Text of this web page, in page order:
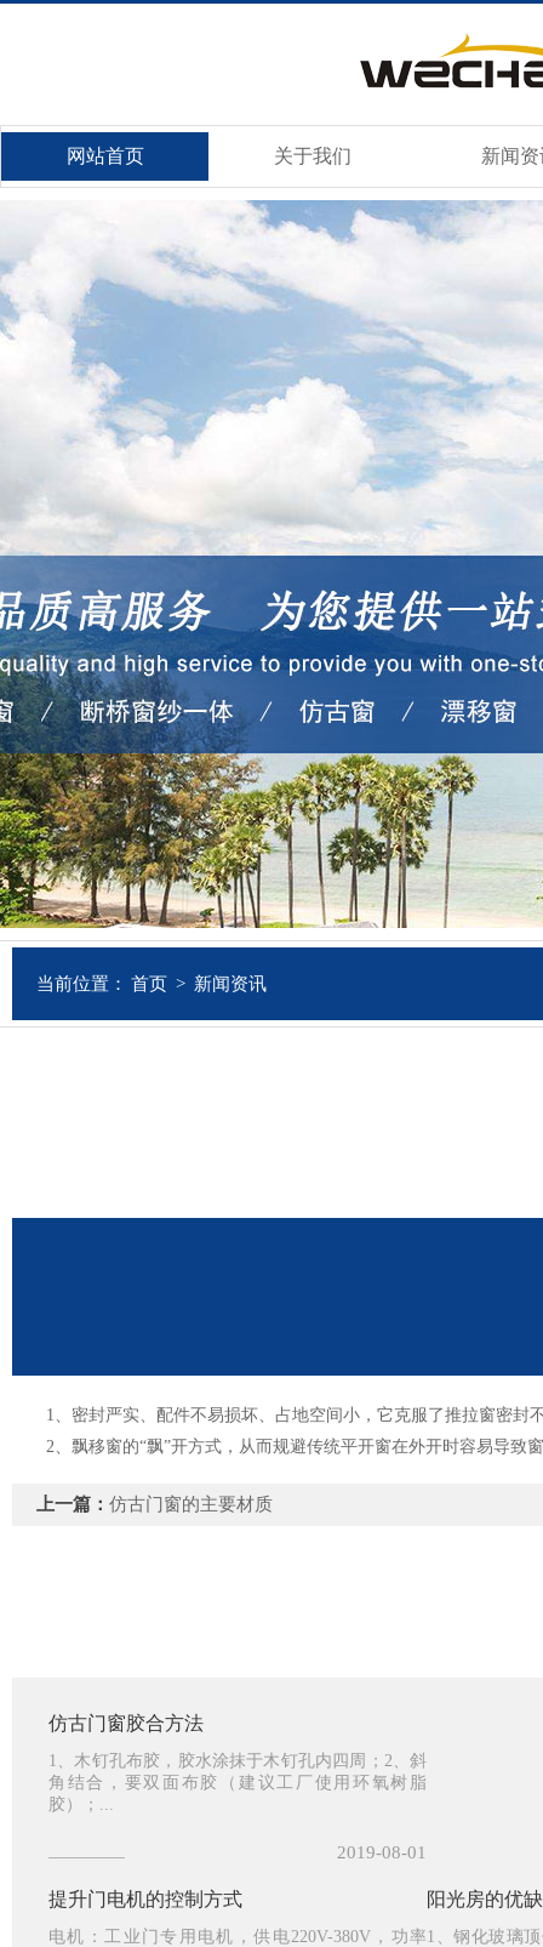
网站首页 关于我们 新闻资
当前位置： 首页 > 新闻资讯
1、密封严实、配件不易损坏、占地空间小，它克服了推拉窗密封
2、飘移窗的“飘”开方式，从而规避传统平开窗在外开时容易导致
上一篇： 仿古门窗的主要材质
仿古门窗胶合方法
1、木钉孔布胶，胶水涂抹于木钉孔内四周；2、斜
角结合，要双面布胶（建议工厂使用环氧树脂
胶）；...
2019-08-01
提升门电机的控制方式
电机：工业门专用电机，供电220V-380V，功率
阳光房的优
1、钢化玻璃